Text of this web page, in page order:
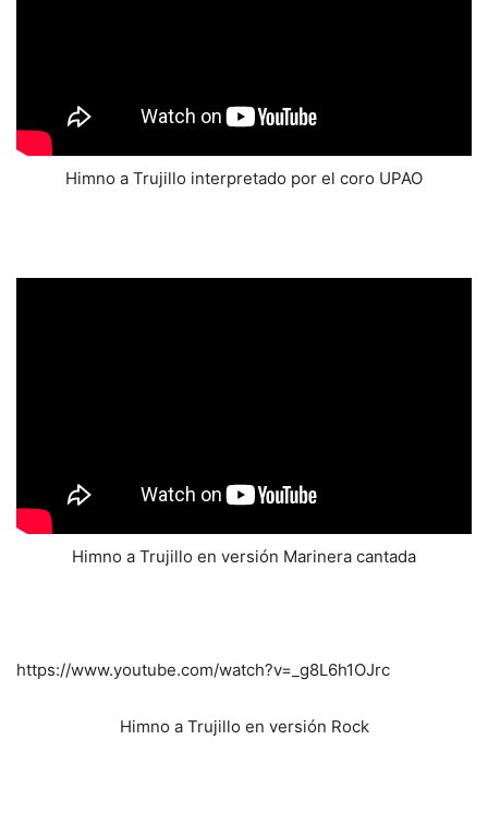
Himno a Trujillo interpretado por el coro UPAO
Himno a Trujillo en versión Marinera cantada
https://www.youtube.com/watch?v=_g8L6h1OJrc
Himno a Trujillo en versión Rock